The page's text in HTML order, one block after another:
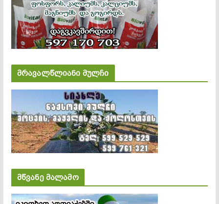
მრავალწლიანი მულჩი
მწვანე მალამო